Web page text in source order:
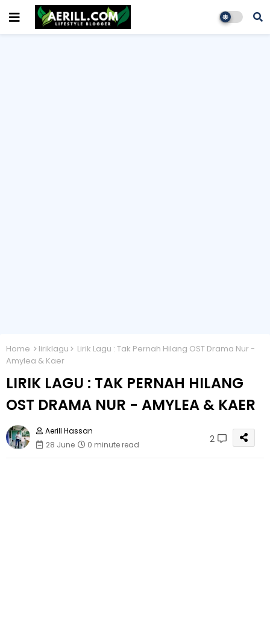
Home liriklagu
Lirik Lagu : Tak Pernah Hilang OST Drama Nur -
Amylea & Kaer
LIRIK LAGU : TAK PERNAH HILANG
OST DRAMA NUR - AMYLEA & KAER
Aerill Hassan
28 June
0 minute read 2